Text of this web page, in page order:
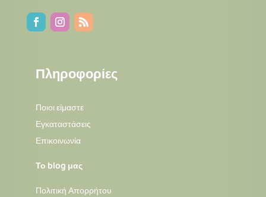
Πληροφορίες
Ποιοι είμαστε
Εγκαταστάσεις
Επικοινωνία
Το blog μας
Πολιτική Απορρήτου